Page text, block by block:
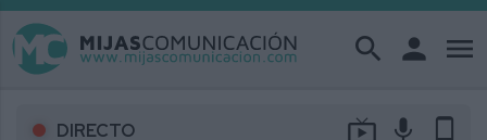
search person menu
DIRECTO live_tv mic phone_android